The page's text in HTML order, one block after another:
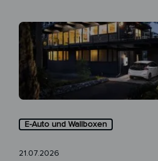
E-Auto und Wallboxen
21.07.2026